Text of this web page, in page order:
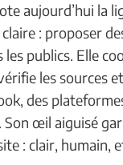
aujourd’hui la
: proposer
publics. Elle
les sources
des
Son œil aiguisé
: clair, humain,